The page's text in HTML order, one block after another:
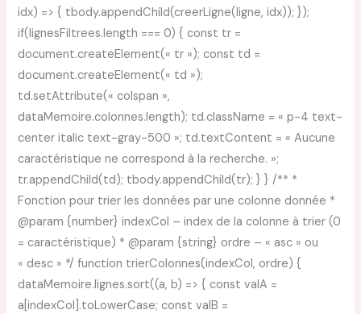
idx) => { tbody.appendChild(creerLigne(ligne, idx)); });
if(lignesFiltrees.length === 0) { const tr =
document.createElement(« tr »); const td =
document.createElement(« td »);
td.setAttribute(« colspan »,
dataMemoire.colonnes.length); td.className = « p-4 text-
center italic text-gray-500 »; td.textContent = « Aucune
caractéristique ne correspond à la recherche. »;
tr.appendChild(td); tbody.appendChild(tr); } } /** *
Fonction pour trier les données par une colonne donnée *
@param {number} indexCol – index de la colonne à trier (0
= caractéristique) * @param {string} ordre – « asc » ou
« desc » */ function trierColonnes(indexCol, ordre) {
dataMemoire.lignes.sort((a, b) => { const valA =
a[indexCol].toLowerCase; const valB =